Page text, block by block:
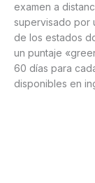
examen a
supervisado por
de los estados
un puntaje
60 días para
disponibles en